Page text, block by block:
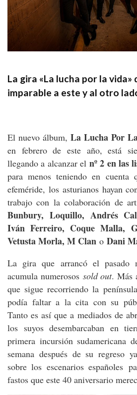
La gira «La lucha por la vida»
imparable a este y al otro
El nuevo álbum,La Lucha Por
en febrero de este año, está
llegando a alcanzar elnº 2 en las
para menos teniendo en cuenta
efeméride, los asturianos hayan
trabajo con la colaboración de
Bunbury, Loquillo, Andrés
Iván Ferreiro, Coque Malla,
Vetusta Morla, M Clan o Dani
La gira que arrancó el pasado
acumula numerosos sold out. Más
que sigue recorriendo la
podía faltar a la cita con su
Tanto es así que a mediados de
los suyos desembarcaban en
primera incursión sudamericana
semana después de su regreso
sobre los escenarios españoles
fastos que este 40 aniversario